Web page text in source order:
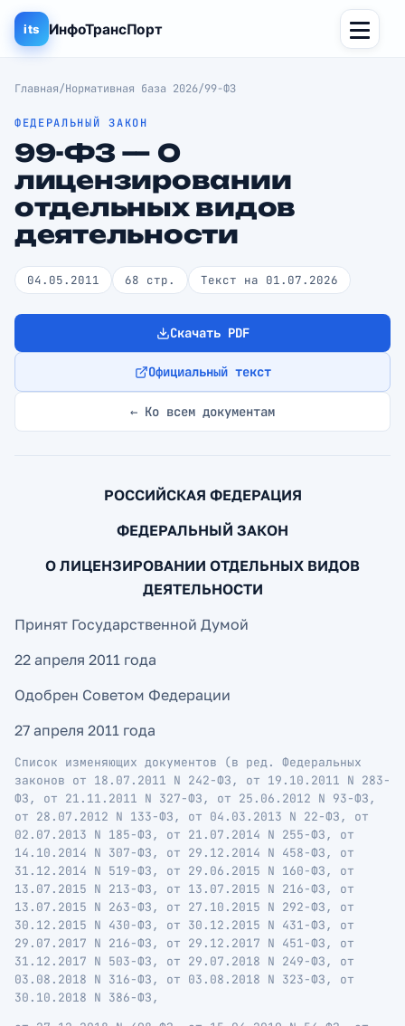
its ИнфоТрансПорт
Главная/Нормативная база 2026/99-ФЗ
ФЕДЕРАЛЬНЫЙ ЗАКОН
99-ФЗ — О
лицензировании
отдельных видов
деятельности
04.05.2011 68 стр. Текст на 01.07.2026
Скачать PDF
Официальный текст
← Ко всем документам
РОССИЙСКАЯ ФЕДЕРАЦИЯ
ФЕДЕРАЛЬНЫЙ ЗАКОН
О ЛИЦЕНЗИРОВАНИИ ОТДЕЛЬНЫХ ВИДОВ
ДЕЯТЕЛЬНОСТИ
Принят Государственной Думой
22 апреля 2011 года
Одобрен Советом Федерации
27 апреля 2011 года
Список изменяющих документов (в ред. Федеральных
законов от 18.07.2011 N 242-ФЗ, от 19.10.2011 N 283-
ФЗ, от 21.11.2011 N 327-ФЗ, от 25.06.2012 N 93-ФЗ,
от 28.07.2012 N 133-ФЗ, от 04.03.2013 N 22-ФЗ, от
02.07.2013 N 185-ФЗ, от 21.07.2014 N 255-ФЗ, от
14.10.2014 N 307-ФЗ, от 29.12.2014 N 458-ФЗ, от
31.12.2014 N 519-ФЗ, от 29.06.2015 N 160-ФЗ, от
13.07.2015 N 213-ФЗ, от 13.07.2015 N 216-ФЗ, от
13.07.2015 N 263-ФЗ, от 27.10.2015 N 292-ФЗ, от
30.12.2015 N 430-ФЗ, от 30.12.2015 N 431-ФЗ, от
29.07.2017 N 216-ФЗ, от 29.12.2017 N 451-ФЗ, от
31.12.2017 N 503-ФЗ, от 29.07.2018 N 249-ФЗ, от
03.08.2018 N 316-ФЗ, от 03.08.2018 N 323-ФЗ, от
30.10.2018 N 386-ФЗ,